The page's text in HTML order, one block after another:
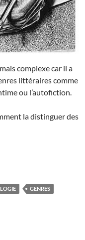
complexe car il a
littéraires comme
ou l’autofiction.
la distinguer des
GENRES